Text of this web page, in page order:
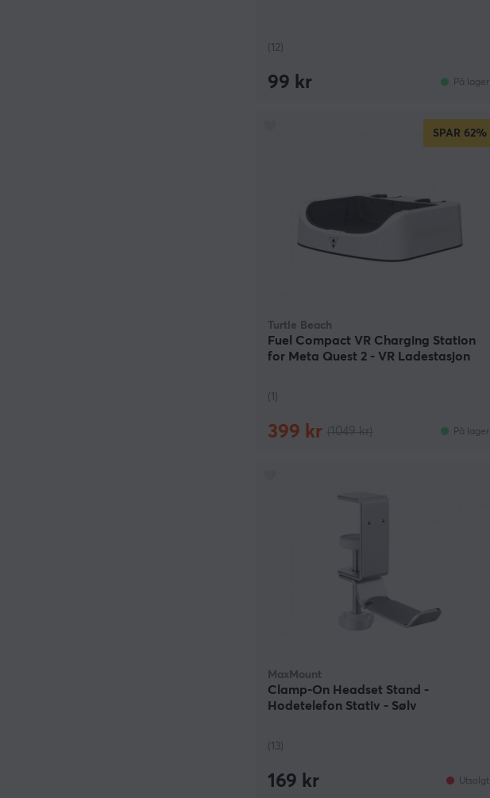
(12)
99 kr På lager
SPAR 62%
Turtle Beach
Fuel Compact VR Charging Station
for Meta Quest 2 - VR Ladestasjon
(1)
399 kr På lager
MaxMount
Clamp-On Headset Stand -
Hodetelefon Stativ - Sølv
(13)
169 kr Utsolgt